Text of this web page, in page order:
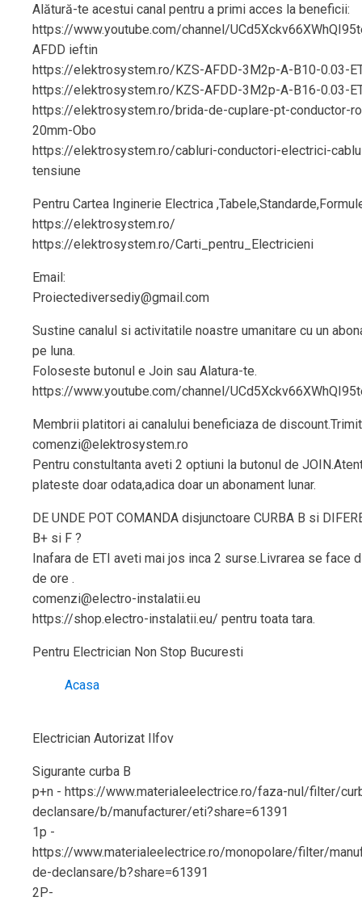
Alătură-te acestui canal pentru a primi acces la beneficii:
https://www.youtube.com/channel/
AFDD ieftin
https://elektrosystem.ro/KZS-AFDD-3M2p-A-B10-0.03-
https://elektrosystem.ro/KZS-AFDD-3M2p-A-B16-0.03-
https://elektrosystem.ro/brida-de-cuplare-pt-conductor-
20mm-Obo
https://elektrosystem.ro/cabluri-conductori-electrici-
tensiune
Pentru Cartea Inginerie Electrica
https://elektrosystem.ro/
https://elektrosystem.ro/Carti_pentru_Electricieni
Email:
Proiectediversediy@gmail.com
Sustine canalul si activitatile noastre umanitare cu un
pe luna.
Foloseste butonul e Join sau Alatura-te.
https://www.youtube.com/channel/
Membrii platitori ai canalului beneficiaza de
comenzi@elektrosystem.ro
Pentru constultanta aveti 2 optiuni la butonul de
plateste doar odata,adica doar un abonament lunar.
DE UNDE POT COMANDA disjunctoare CURBA B si
B+ si F ?
Inafara de ETI aveti mai jos inca 2 surse.Livrarea se face
de ore .
comenzi@electro-instalatii.eu
https://shop.electro-instalatii.eu/ pentru toata tara.
Pentru Electrician Non Stop Bucuresti
Acasa
Electrician Autorizat Ilfov
Sigurante curba B
p+n - https://www.materialeelectrice.ro/faza-nul/filter/
declansare/b/manufacturer/eti?share=61391
1p -
https://www.materialeelectrice.ro/monopolare/filter/
de-declansare/b?share=61391
2P-